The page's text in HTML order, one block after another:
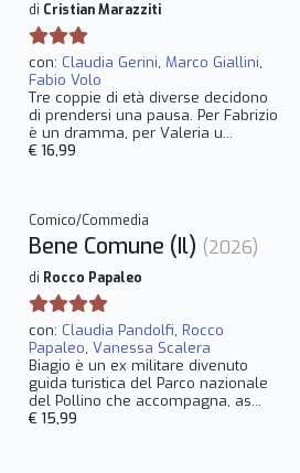
di Cristian Marazziti
con: Claudia Gerini, Marco Giallini,
Fabio Volo
Tre coppie di età diverse decidono
di prendersi una pausa. Per Fabrizio
è un dramma, per Valeria u...
€ 16,99
Comico/Commedia
Bene Comune (Il) (2026)
di Rocco Papaleo
con: Claudia Pandolfi, Rocco
Papaleo, Vanessa Scalera
Biagio è un ex militare divenuto
guida turistica del Parco nazionale
del Pollino che accompagna, as...
€ 15,99